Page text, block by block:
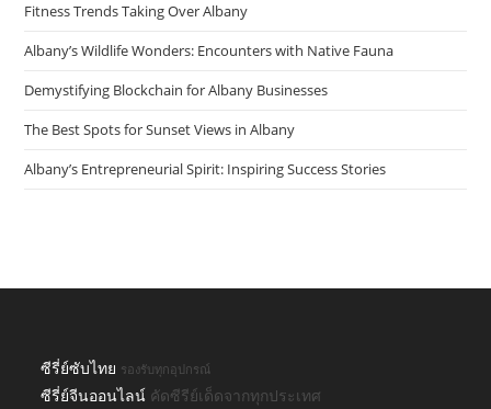
Fitness Trends Taking Over Albany
Albany’s Wildlife Wonders: Encounters with Native Fauna
Demystifying Blockchain for Albany Businesses
The Best Spots for Sunset Views in Albany
Albany’s Entrepreneurial Spirit: Inspiring Success Stories
ซีรี่ย์ซับไทย รองรับทุกอุปกรณ์
ซีรี่ย์จีนออนไลน์ คัดซีรีย์เด็ดจากทุกประเทศ